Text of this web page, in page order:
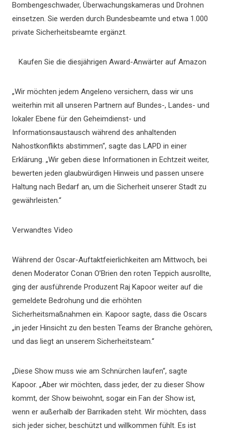
Bombengeschwader, Überwachungskameras und Drohnen
einsetzen. Sie werden durch Bundesbeamte und etwa 1.000
private Sicherheitsbeamte ergänzt.
Kaufen Sie die diesjährigen Award-Anwärter auf Amazon
„Wir möchten jedem Angeleno versichern, dass wir uns
weiterhin mit all unseren Partnern auf Bundes-, Landes- und
lokaler Ebene für den Geheimdienst- und
Informationsaustausch während des anhaltenden
Nahostkonflikts abstimmen“, sagte das LAPD in einer
Erklärung. „Wir geben diese Informationen in Echtzeit weiter,
bewerten jeden glaubwürdigen Hinweis und passen unsere
Haltung nach Bedarf an, um die Sicherheit unserer Stadt zu
gewährleisten.“
Verwandtes Video
Während der Oscar-Auftaktfeierlichkeiten am Mittwoch, bei
denen Moderator Conan O’Brien den roten Teppich ausrollte,
ging der ausführende Produzent Raj Kapoor weiter auf die
gemeldete Bedrohung und die erhöhten
Sicherheitsmaßnahmen ein. Kapoor sagte, dass die Oscars
„in jeder Hinsicht zu den besten Teams der Branche gehören,
und das liegt an unserem Sicherheitsteam.“
„Diese Show muss wie am Schnürchen laufen“, sagte
Kapoor. „Aber wir möchten, dass jeder, der zu dieser Show
kommt, der Show beiwohnt, sogar ein Fan der Show ist,
wenn er außerhalb der Barrikaden steht. Wir möchten, dass
sich jeder sicher, beschützt und willkommen fühlt. Es ist